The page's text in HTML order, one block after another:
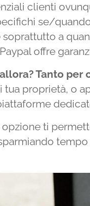
clienti
se/
soprattutto a
offre
Tanto
tua proprietà, o
opzione ti
tempo